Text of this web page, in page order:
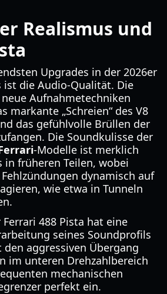
Realismus und
Upgrades in der 2026er
ist die Audio-Qualität. Die
Aufnahmetechniken
markante „Schreien“ des V8
das gefühlvolle Brüllen der
Die Soundkulisse der
-Modelle ist merklich
in früheren Teilen, wobei
dynamisch auf
wie etwa in Tunneln
488 Pista hat eine
seines Soundprofils
den aggressiven Übergang
im unteren Drehzahlbereich
mechanischen
perfekt ein.